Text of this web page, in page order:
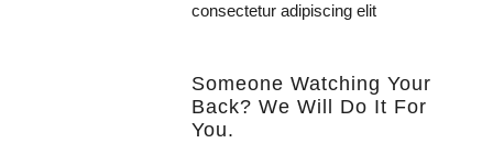
consectetur adipiscing elit
Someone Watching Your
Back? We Will Do It For
You.